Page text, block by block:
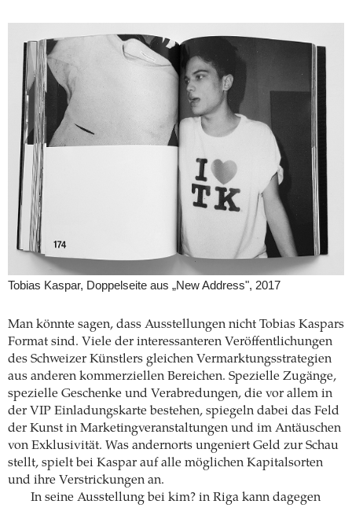
Tobias Kaspar, Doppelseite aus „New Address", 2017
Man könnte sagen, dass Ausstellungen nicht Tobias Kaspars
Format sind. Viele der interessanteren Veröffentlichungen
des Schweizer Künstlers gleichen Vermarktungsstrategien
aus anderen kommerziellen Bereichen. Spezielle Zugänge,
spezielle Geschenke und Verabredungen, die vor allem in
der VIP Einladungskarte bestehen, spiegeln dabei das Feld
der Kunst in Marketingveranstaltungen und im Antäuschen
von Exklusivität. Was andernorts ungeniert Geld zur Schau
stellt, spielt bei Kaspar auf alle möglichen Kapitalsorten
und ihre Verstrickungen an.
In seine Ausstellung bei kim? in Riga kann dagegen